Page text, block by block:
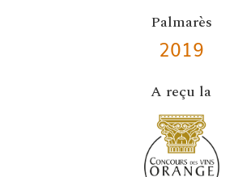
Palmarès
2019
A reçu la